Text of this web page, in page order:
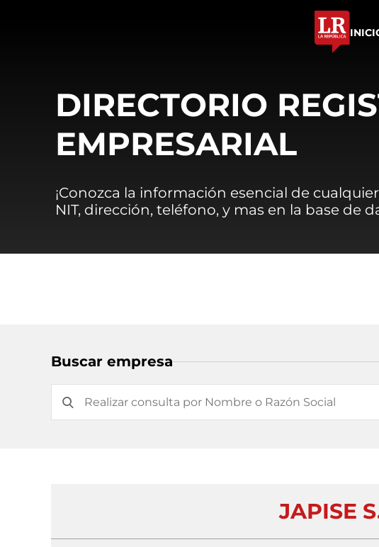
DIRECTORIO
EMPRESARIAL
¡Conozca la información esencial de
NIT, dirección, teléfono, y mas en la base de
Buscar empresa
JAPISE